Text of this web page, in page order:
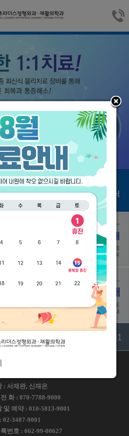
방배로 109 서초리더스빌딩 2-5F
: 서재완, 신재은
화 : 070-7788-9000
및 예약 : 010-5813-9001
: 02-3487-9001
번호 : 662-99-00627